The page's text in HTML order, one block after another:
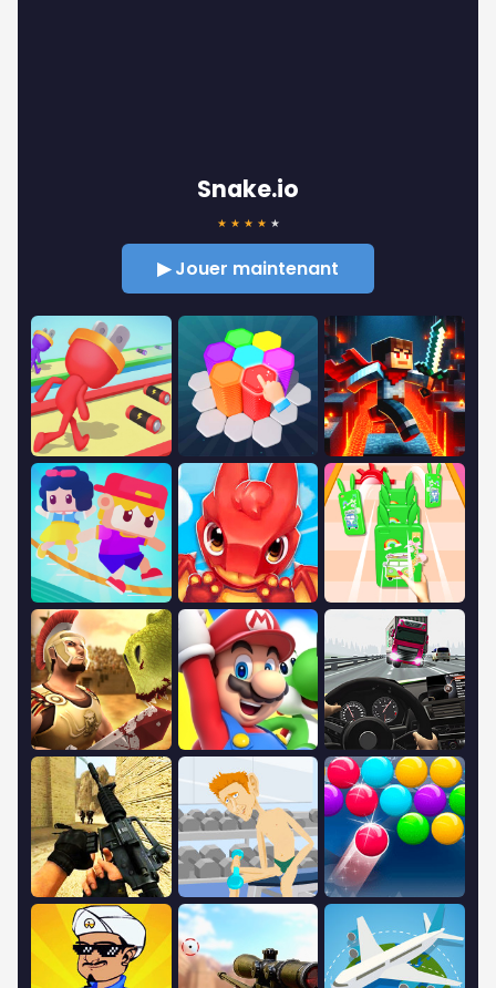
Snake.io
★ ★ ★ ★ ★
▶ Jouer maintenant